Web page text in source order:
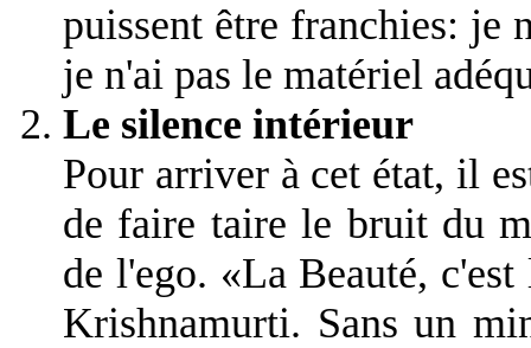
puissent être franchies: je
je n'ai pas le matériel
Le silence intérieur
Pour arriver à cet état, il
de faire taire le bruit du
de l'ego. «La Beauté,
Krishnamurti. Sans un